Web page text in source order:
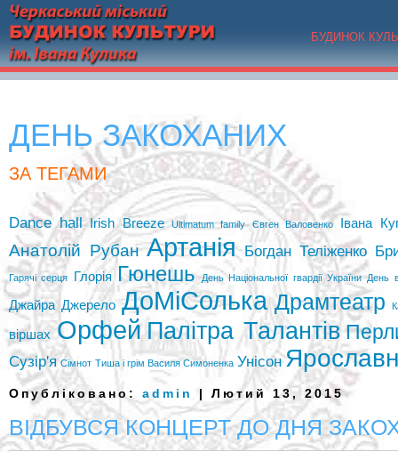
БУДИНОК
ДЕНЬ ЗАКОХАНИХ
ЗА ТЕГАМИ
Dance hall Irish Breeze Ultimatum family Євген Валовенко Івана
Анатолій Рубан Артанія Богдан Теліженко
Гарячі серця Глорія Гюнешь День Національної гвардії України День
Джайра Джерело ДоМіСолька Драмтеатр
віршах Орфей Палітра Талантів
Сузір'я Сімнот Тиша і грім Василя Симоненка Унісон
Опубліковано: admin | Лютий 13, 2015
ВІДБУВСЯ КОНЦЕРТ ДО ДНЯ